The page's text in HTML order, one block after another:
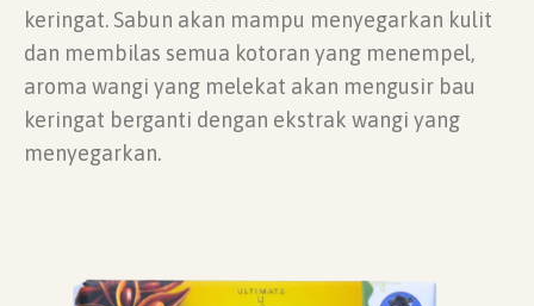
keringat. Sabun akan mampu menyegarkan kulit
dan membilas semua kotoran yang menempel,
aroma wangi yang melekat akan mengusir bau
keringat berganti dengan ekstrak wangi yang
menyegarkan.